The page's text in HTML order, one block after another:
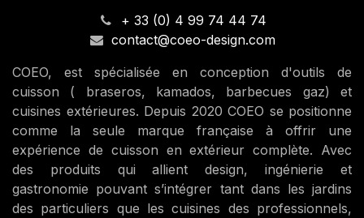
+ 33 (0) 4 99 74 44 74
contact@coeo-design.com
COEO, est spécialisée en conception d'outils de
cuisson ( braseros, kamados, barbecues gaz) et
cuisines extérieures. Depuis 2020 COEO se positionne
comme la seule marque française à offrir une
expérience de cuisson en extérieur complète. Avec
des produits qui allient design, ingénierie et
gastronomie pouvant s’intégrer tant dans les jardins
des particuliers que les cuisines des professionnels,